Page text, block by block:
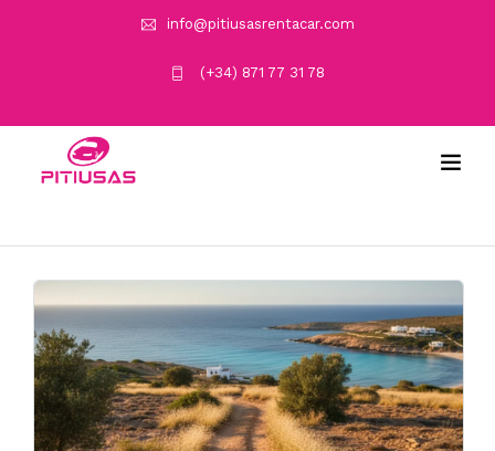
info@pitiusasrentacar.com
(+34) 871 77 31 78
alquiler coche formentera